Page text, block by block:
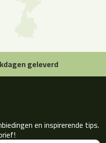
geleverd
en inspirerende tips.